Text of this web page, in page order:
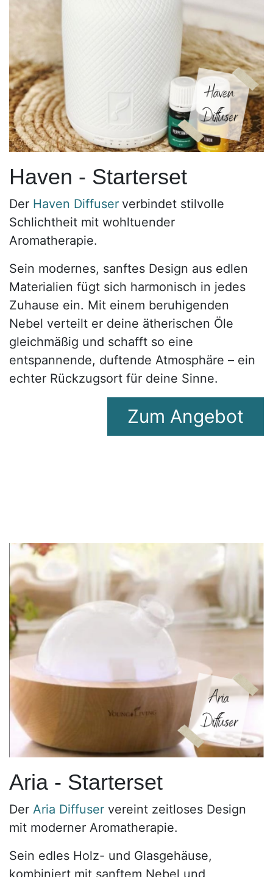
Haven - Starterset
Der Haven Diffuser verbindet stilvolle
Schlichtheit mit wohltuender
Aromatherapie.
Sein modernes, sanftes Design aus edlen
Materialien fügt sich harmonisch in jedes
Zuhause ein. Mit einem beruhigenden
Nebel verteilt er deine ätherischen Öle
gleichmäßig und schafft so eine
entspannende, duftende Atmosphäre – ein
echter Rückzugsort für deine Sinne.
Zum A​​​​ngebot
Aria - Starterset
Der Aria Diffuser vereint zeitloses Design
mit moderner Aromatherapie.
Sein edles Holz- und Glasgehäuse,
kombiniert mit sanftem Nebel und